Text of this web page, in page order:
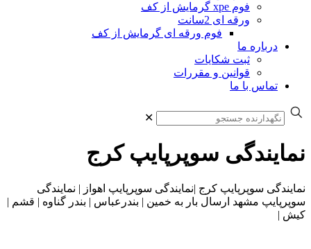
فوم xpe گرمایش از کف
ورقه ای 2سانت
فوم ورقه ای گرمایش از کف
درباره ما
ثبت شکایات
قوانین و مقررات
تماس با ما
✕
نمایندگی سوپرپایپ کرج
نمایندگی سوپرپایپ کرج |نمایندگی سوپرپایپ اهواز | نمایندگی
سوپرپایپ مشهد ارسال بار به خمین | بندرعباس | بندر گناوه | قشم |
کیش |